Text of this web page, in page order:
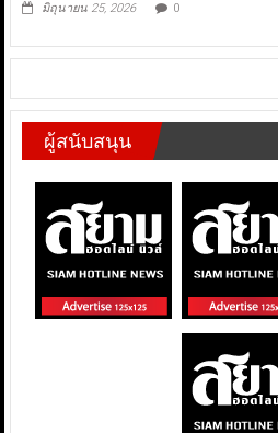
มิถุนายน 25, 2026 0
ผู้สนับสนุน